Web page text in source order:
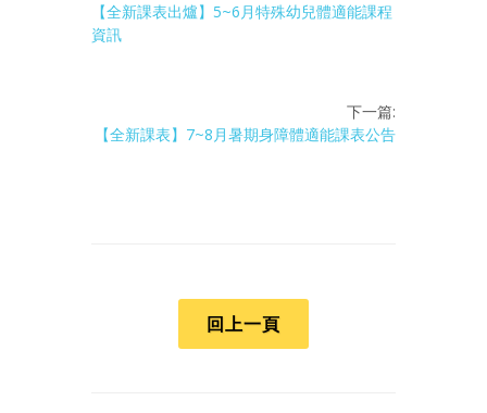
【全新課表出爐】5~6月特殊幼兒體適能課程
資訊
下一篇:
【全新課表】7~8月暑期身障體適能課表公告
回上一頁